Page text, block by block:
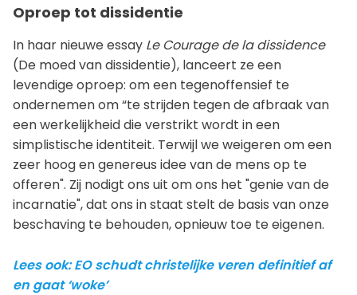
Oproep tot dissidentie
In haar nieuwe essay Le Courage de la dissidence
(De moed van dissidentie), lanceert ze een
levendige oproep: om een tegenoffensief te
ondernemen om “te strijden tegen de afbraak van
een werkelijkheid die verstrikt wordt in een
simplistische identiteit. Terwijl we weigeren om een
zeer hoog en genereus idee van de mens op te
offeren". Zij nodigt ons uit om ons het "genie van de
incarnatie", dat ons in staat stelt de basis van onze
beschaving te behouden, opnieuw toe te eigenen.
Lees ook: EO schudt christelijke veren definitief af
en gaat ‘woke’